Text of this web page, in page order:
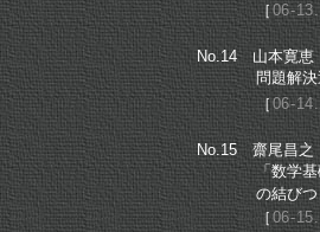
［06-
No.14 山本寛恵
問題解
［06-
No.15 齋尾昌之
「数学
の結び
［ 06-